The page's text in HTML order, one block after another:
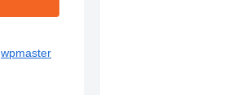
wpmaster